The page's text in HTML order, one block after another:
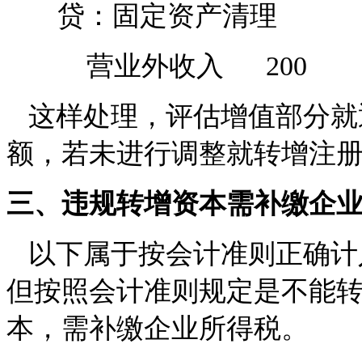
贷：固定资产
营业外收入 200
这样处理，评估增值部分
额，若未进行调整就转增注
三、违规转增资本需补缴企
以下属于按会计准则正确
但按照会计准则规定是不能
本，需补缴企业所得税。